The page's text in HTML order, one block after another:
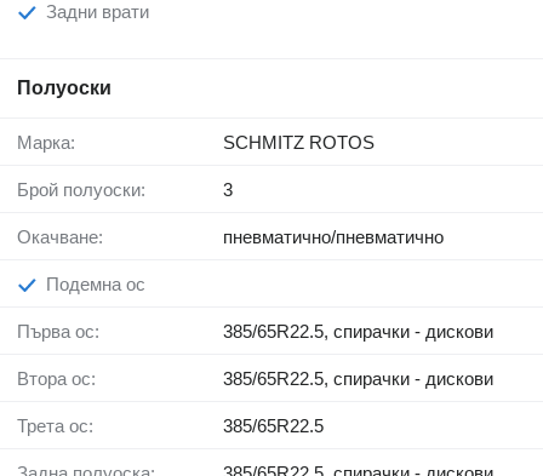
Задни врати
Полуоски
Марка: SCHMITZ ROTOS
Брой полуоски: 3
Окачване: пневматично/пневматично
Подемна ос
Първа ос: 385/65R22.5, спирачки - дискови
Втора ос: 385/65R22.5, спирачки - дискови
Трета ос: 385/65R22.5